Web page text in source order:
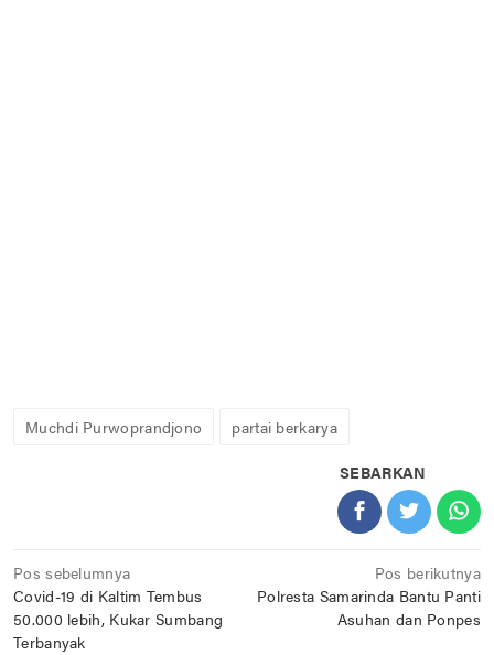
Muchdi Purwoprandjono partai berkarya
SEBARKAN
Navigasi
pos
Pos sebelumnya
Covid-19 di Kaltim Tembus
50.000 lebih, Kukar Sumbang
Terbanyak
Pos berikutnya
Polresta Samarinda Bantu Panti
Asuhan dan Ponpes